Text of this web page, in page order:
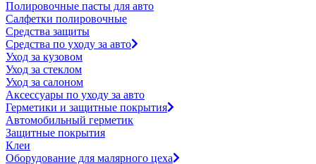
Полировочные пасты для авто
Салфетки полировочные
Средства защиты
Средства по уходу за авто
Уход за кузовом
Уход за стеклом
Уход за салоном
Аксессуары по уходу за авто
Герметики и защитные покрытия
Автомобильный герметик
Защитные покрытия
Клеи
Оборудование для малярного цеха